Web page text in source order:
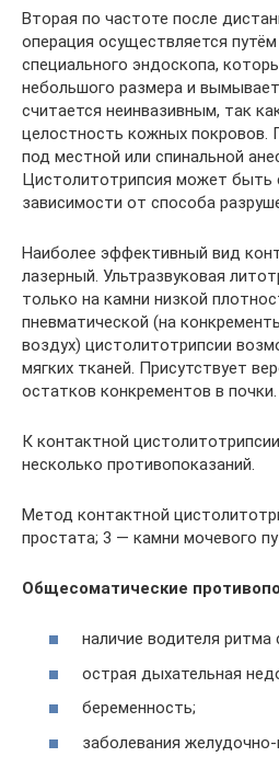
Вторая по частоте после
операция осуществляется
специального эндоскопа,
небольшого размера и
считается неинвазивным, так
целостность кожных покровов.
под местной или спинальной
Цистолитотрипсия может быть
зависимости от способа
Наиболее эффективный вид
лазерный. Ультразвуковая
только на камни низкой
пневматической (на
воздух) цистолитотрипсии
мягких тканей. Присутствует
остатков конкрементов в почки.
К контактной
несколько противопоказаний.
Метод контактной
простата; 3 — камни мочевого
Общесоматические
наличие водителя ритма
острая дыхательная
беременность;
заболевания